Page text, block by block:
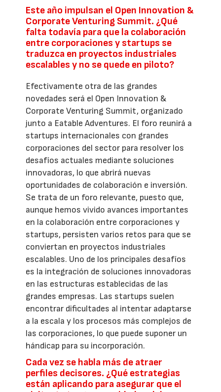
Este año impulsan el Open Innovation &
Corporate Venturing Summit. ¿Qué
falta todavía para que la colaboración
entre corporaciones y startups se
traduzca en proyectos industriales
escalables y no se quede en piloto?
Efectivamente otra de las grandes
novedades será el Open Innovation &
Corporate Venturing Summit, organizado
junto a Eatable Adventures. El foro reunirá a
startups internacionales con grandes
corporaciones del sector para resolver los
desafíos actuales mediante soluciones
innovadoras, lo que abrirá nuevas
oportunidades de colaboración e inversión.
Se trata de un foro relevante, puesto que,
aunque hemos vivido avances importantes
en la colaboración entre corporaciones y
startups, persisten varios retos para que se
conviertan en proyectos industriales
escalables. Uno de los principales desafíos
es la integración de soluciones innovadoras
en las estructuras establecidas de las
grandes empresas. Las startups suelen
encontrar dificultades al intentar adaptarse
a la escala y los procesos más complejos de
las corporaciones, lo que puede suponer un
hándicap para su incorporación.
Cada vez se habla más de atraer
perfiles decisores. ¿Qué estrategias
están aplicando para asegurar que el